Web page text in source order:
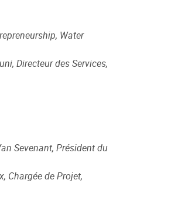
Water
Directeur des Services,
Sevenant, Président du
Chargée de Projet,